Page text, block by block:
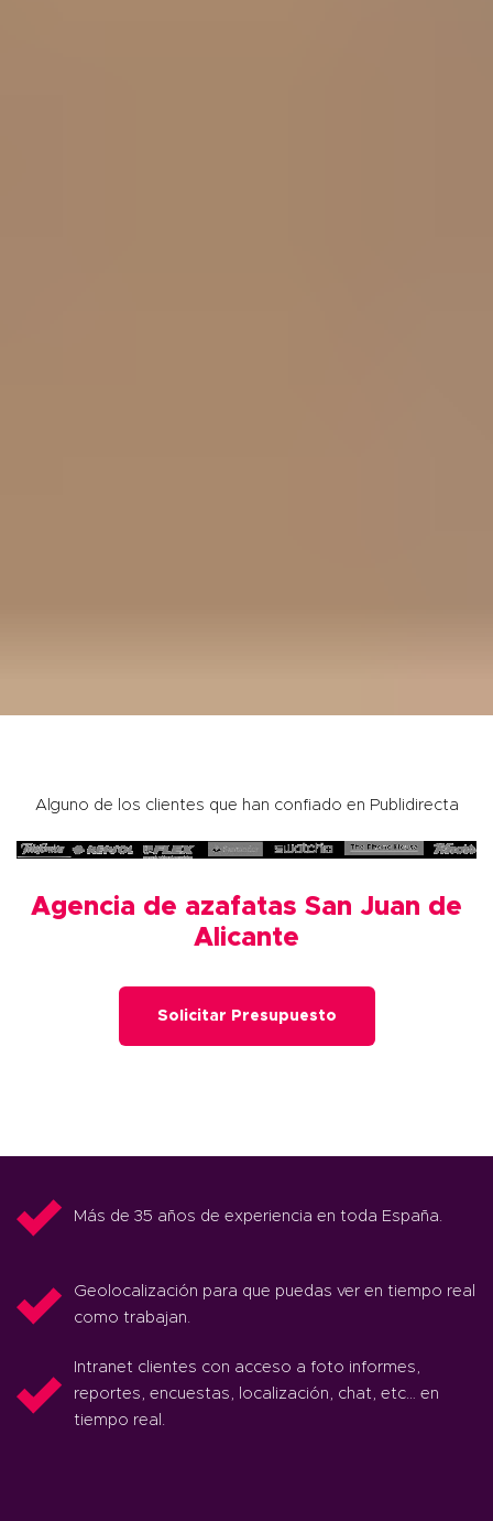
Alguno de los clientes que han confiado en Publidirecta
Agencia de azafatas San Juan de
Alicante
Solicitar Presupuesto
Más de 35 años de experiencia en toda España.
Geolocalización para que puedas ver en tiempo real
como trabajan.
Intranet clientes con acceso a foto informes,
reportes, encuestas, localización, chat, etc… en
tiempo real.